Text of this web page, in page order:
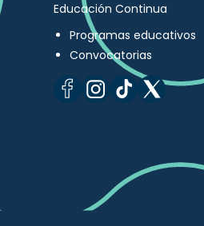
Educación Continua
Programas educativos
Convocatorias